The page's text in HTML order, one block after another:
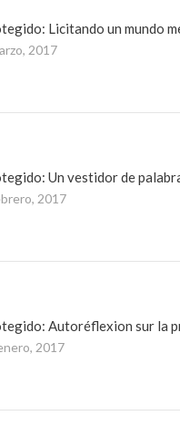
Licitando un mundo
2017
Un vestidor de
2017
Autoréflexion sur la
2017